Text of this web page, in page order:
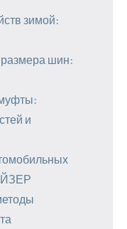
зимой:
шин:
и